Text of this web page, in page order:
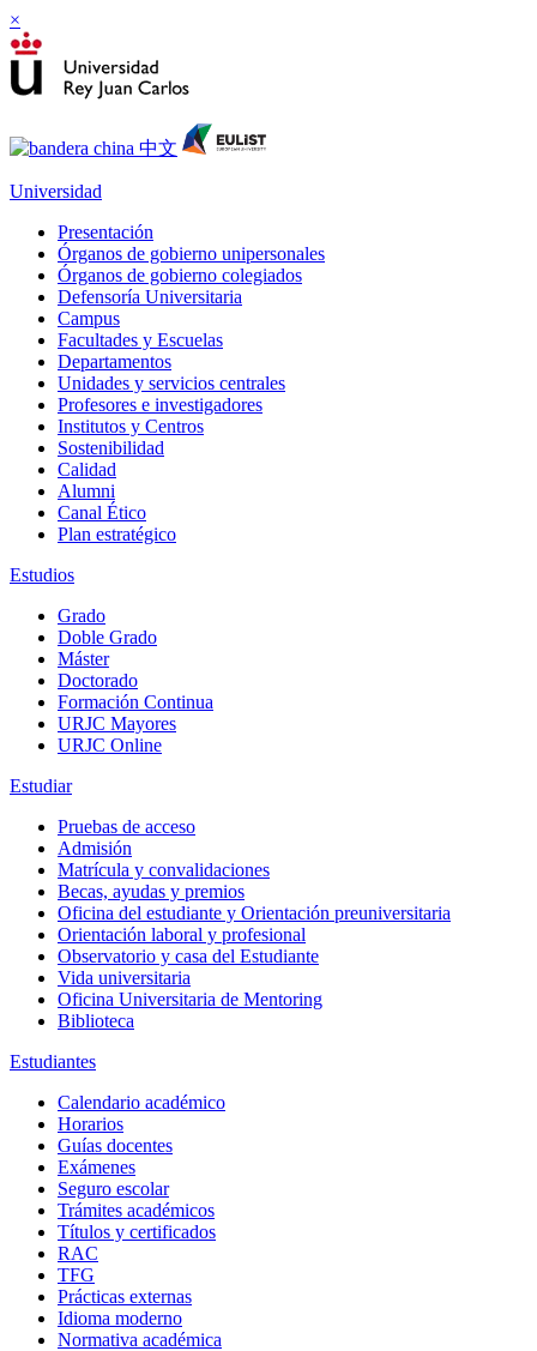
×
Universidad
Presentación
Órganos de gobierno unipersonales
Órganos de gobierno colegiados
Defensoría Universitaria
Campus
Facultades y Escuelas
Departamentos
Unidades y servicios centrales
Profesores e investigadores
Institutos y Centros
Sostenibilidad
Calidad
Alumni
Canal Ético
Plan estratégico
Estudios
Grado
Doble Grado
Máster
Doctorado
Formación Continua
URJC Mayores
URJC Online
Estudiar
Pruebas de acceso
Admisión
Matrícula y convalidaciones
Becas, ayudas y premios
Oficina del estudiante y Orientación preuniversitaria
Orientación laboral y profesional
Observatorio y casa del Estudiante
Vida universitaria
Oficina Universitaria de Mentoring
Biblioteca
Estudiantes
Calendario académico
Horarios
Guías docentes
Exámenes
Seguro escolar
Trámites académicos
Títulos y certificados
RAC
TFG
Prácticas externas
Idioma moderno
Normativa académica